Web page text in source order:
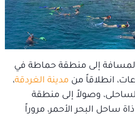
المسافة إلى منطقة حماطة في
انطلاقاً من مدينة الغردقة،
وصولاً إلى منطقة
ساحل البحر الأحمر، مروراً